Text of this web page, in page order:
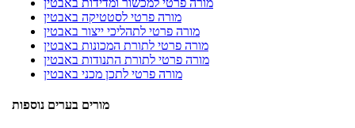
מורה פרטי למכשור ומדידות באבטין
מורה פרטי לסטטיקה באבטין
מורה פרטי לתהליכי ייצור באבטין
מורה פרטי לתורת המכונות באבטין
מורה פרטי לתורת התנודות באבטין
מורה פרטי לתכן מכני באבטין
מורים בערים נוספות